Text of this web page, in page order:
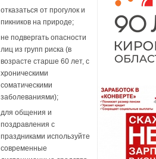
отказаться от прогулок и
пикников на природе;
не подвергать опасности
лиц из групп риска (в
возрасте старше 60 лет, с
хроническими
соматическими
заболеваниями);
для общения и
поздравления с
праздниками используйте
современные